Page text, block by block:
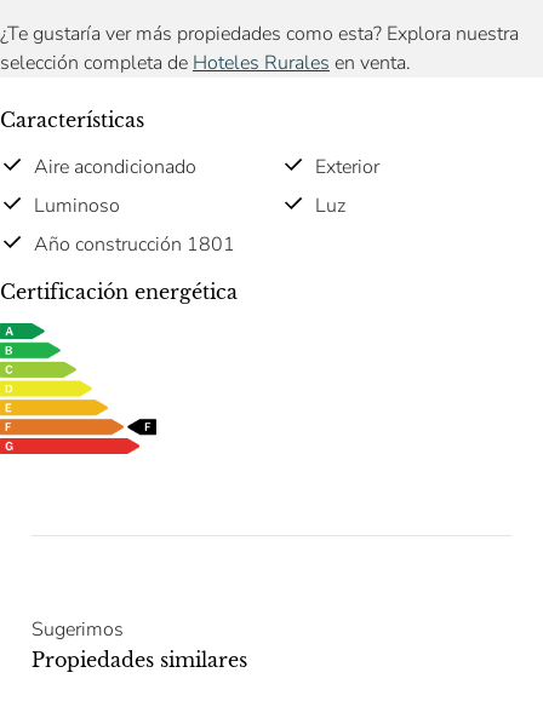
¿Te gustaría ver más propiedades como esta? Explora nuestra
selección completa de Hoteles Rurales en venta.
Características
Aire acondicionado
Exterior
Luminoso
Luz
Año construcción 1801
Certificación energética
Sugerimos
Propiedades similares